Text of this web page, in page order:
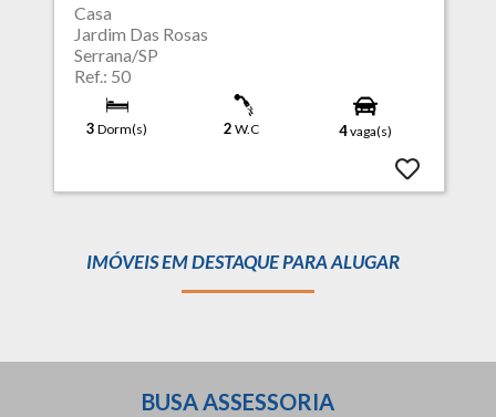
Casa
Jardim Das Rosas
Serrana/SP
Ref.: 50
3 Dorm(s) 2 W.C 4vaga(s)
IMÓVEIS EM DESTAQUE PARA ALUGAR
BUSA ASSESSORIA